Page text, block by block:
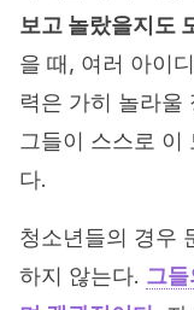
보고 놀랐을지도
을 때, 여러 아이
력은 가히 놀라울
그들이 스스로 이
다.
청소년들의 경우
하지 않는다. 그들